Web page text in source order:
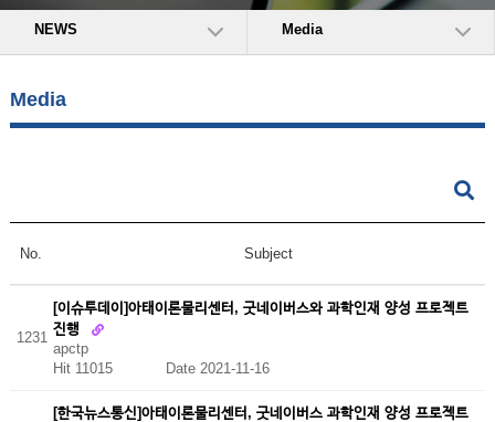
NEWS Media
Media
No. Subject
1231
[이슈투데이]아태이론물리센터, 굿네이버스와 과학인재 양성 프로젝트
진행
apctp
Hit 11015 Date 2021-11-16
[한국뉴스통신]아태이론물리센터, 굿네이버스 과학인재 양성 프로젝트